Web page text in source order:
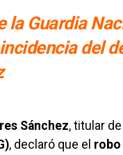
la Guardia
del
Sánchez, titular de
, declaró que el